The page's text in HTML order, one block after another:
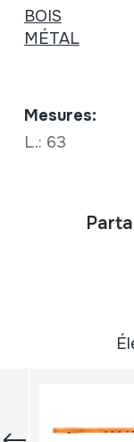
BOIS
MÉTAL
Mesures:
L.: 63